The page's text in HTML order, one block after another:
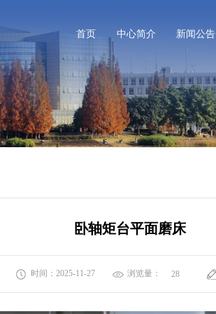
首页 中心简介 新闻公告
卧轴矩台平面磨床
时间：2025-11-27 浏览量： 28